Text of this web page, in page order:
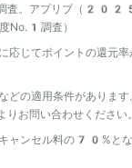
く調査。アプリブ（
No.1調査）
じてポイントの還元率
の適用条件があります
りお問い合わせください。
ンセル料の70%とな